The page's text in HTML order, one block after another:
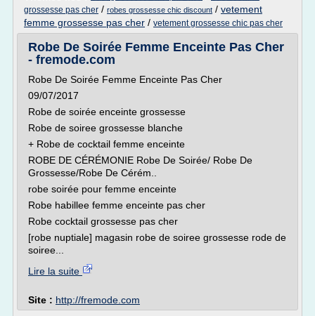
grossesse pas cher / robes grossesse chic discount / vetement
femme grossesse pas cher / vetement grossesse chic pas cher
Robe De Soirée Femme Enceinte Pas Cher
- fremode.com
Robe De Soirée Femme Enceinte Pas Cher
09/07/2017
Robe de soirée enceinte grossesse
Robe de soiree grossesse blanche
+ Robe de cocktail femme enceinte
ROBE DE CÉRÉMONIE Robe De Soirée/ Robe De
Grossesse/Robe De Cérém..
robe soirée pour femme enceinte
Robe habillee femme enceinte pas cher
Robe cocktail grossesse pas cher
[robe nuptiale] magasin robe de soiree grossesse rode de
soiree...
Lire la suite
Site : http://fremode.com